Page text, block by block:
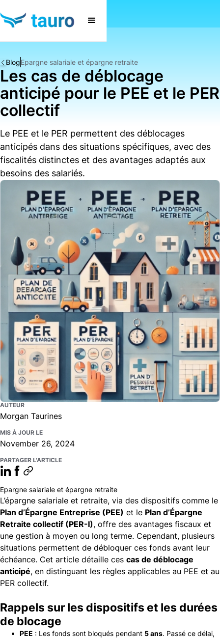
BlogEpargne salariale et épargne retraite
Les cas de déblocage
anticipé pour le PEE et le PER
collectif
Le PEE et le PER permettent des déblocages
anticipés dans des situations spécifiques, avec des
fiscalités distinctes et des avantages adaptés aux
besoins des salariés.
AUTEUR
Morgan Taurines
MIS À JOUR LE
November 26, 2024
PARTAGER L'ARTICLE
Epargne salariale et épargne retraite
L’épargne salariale et retraite, via des dispositifs comme le
Plan d’Épargne Entreprise (PEE) et le Plan d’Épargne
Retraite collectif (PER-I), offre des avantages fiscaux et
une gestion à moyen ou long terme. Cependant, plusieurs
situations permettent de débloquer ces fonds avant leur
échéance. Cet article détaille ces cas de déblocage
anticipé, en distinguant les règles applicables au PEE et au
PER collectif.
Rappels sur les dispositifs et les durées
de blocage
PEE : Les fonds sont bloqués pendant 5 ans. Passé ce délai,